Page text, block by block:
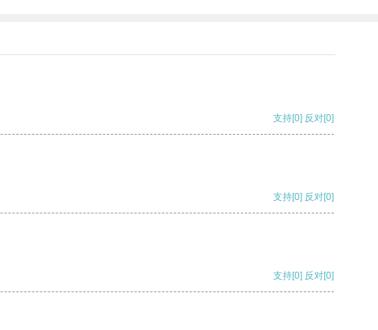
支持[0] 反对[0]
支持[0] 反对[0]
支持[0] 反对[0]